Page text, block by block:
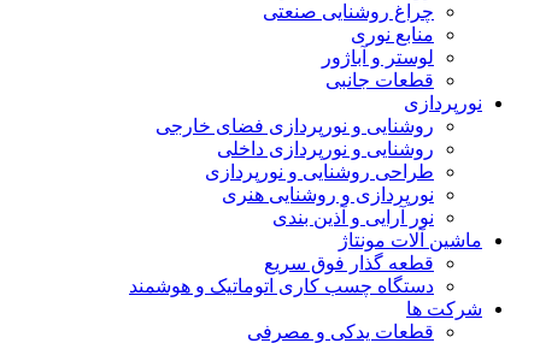
چراغ روشنایی صنعتی
منابع نوری
لوستر و آباژور
قطعات جانبی
نورپردازی
روشنایی و نورپردازی فضای خارجی
روشنایی و نورپردازی داخلی
طراحی روشنایی و نورپردازی
نورپردازی و روشنایی هنری
نور آرایی و آذین بندی
ماشین آلات مونتاژ
قطعه گذار فوق سریع
دستگاه چسب کاری اتوماتیک و هوشمند
شرکت ها
قطعات یدکی و مصرفی